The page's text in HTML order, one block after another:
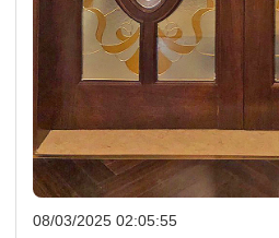
08/03/2025 02:05:55